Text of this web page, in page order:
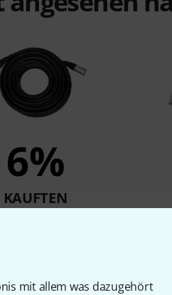
mit allem was dazugehört
6%
KAUFTEN